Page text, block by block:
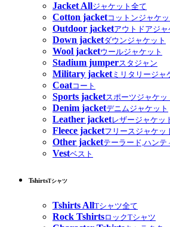
Jacket Allジャケット全て
Cotton jacketコットンジャケッ
Outdoor jacketアウトドアジャ
Down jacketダウンジャケット
Wool jacketウールジャケット
Stadium jumperスタジャン
Military jacketミリタリージャ
Coatコート
Sports jacketスポーツジャケッ
Denim jacketデニムジャケット
Leather jacketレザージャケッ
Fleece jacketフリースジャケッ
Other jacketテーラード,ハンテ
Vestベスト
TshirtsTシャツ
Tshirts AllTシャツ全て
Rock TshirtsロックTシャツ